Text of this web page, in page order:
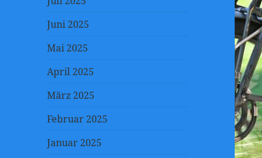
Juni 2025
Mai 2025
April 2025
März 2025
Februar 2025
Januar 2025